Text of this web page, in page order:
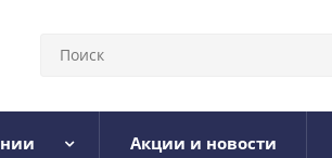
Акции и новости